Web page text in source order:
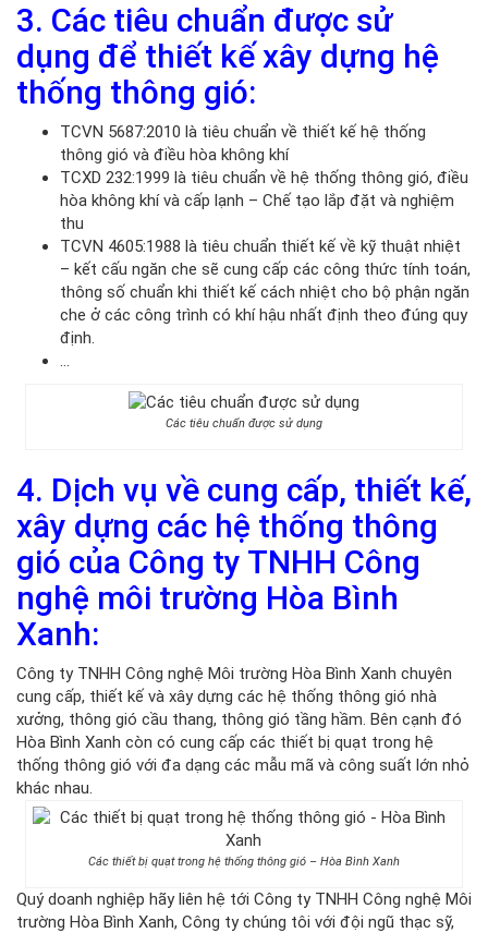
3. Các tiêu chuẩn được sử
dụng để thiết kế xây dựng hệ
thống thông gió:
TCVN 5687:2010 là tiêu chuẩn về thiết kế hệ thống
thông gió và điều hòa không khí
TCXD 232:1999 là tiêu chuẩn về hệ thống thông gió, điều
hòa không khí và cấp lạnh – Chế tạo lắp đặt và nghiệm
thu
TCVN 4605:1988 là tiêu chuẩn thiết kế về kỹ thuật nhiệt
– kết cấu ngăn che sẽ cung cấp các công thức tính toán,
thông số chuẩn khi thiết kế cách nhiệt cho bộ phận ngăn
che ở các công trình có khí hậu nhất định theo đúng quy
định.
…
Các tiêu chuẩn được sử dụng
4. Dịch vụ về cung cấp, thiết kế,
xây dựng các hệ thống thông
gió của Công ty TNHH Công
nghệ môi trường Hòa Bình
Xanh:
Công ty TNHH Công nghệ Môi trường Hòa Bình Xanh chuyên
cung cấp, thiết kế và xây dựng các hệ thống thông gió nhà
xưởng, thông gió cầu thang, thông gió tầng hầm. Bên cạnh đó
Hòa Bình Xanh còn có cung cấp các thiết bị quạt trong hệ
thống thông gió với đa dạng các mẫu mã và công suất lớn nhỏ
khác nhau.
Các thiết bị quạt trong hệ thống thông gió – Hòa Bình Xanh
Quý doanh nghiệp hãy liên hệ tới Công ty TNHH Công nghệ Môi
trường Hòa Bình Xanh, Công ty chúng tôi với đội ngũ thạc sỹ,